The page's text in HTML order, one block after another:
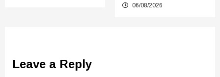
06/08/2026
Leave a Reply